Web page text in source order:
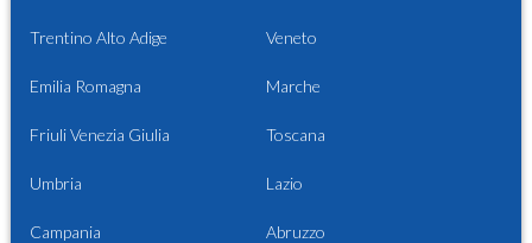
Trentino Alto Adige Veneto
Emilia Romagna Marche
Friuli Venezia Giulia Toscana
Umbria Lazio
Campania Abruzzo